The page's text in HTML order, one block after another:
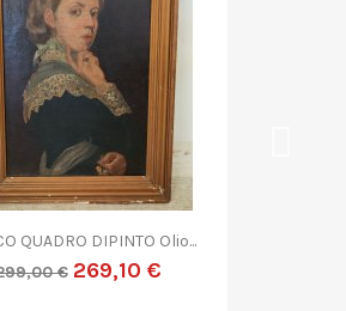
QUADRO DIPINTO ASTRATTO G....
299,00 €